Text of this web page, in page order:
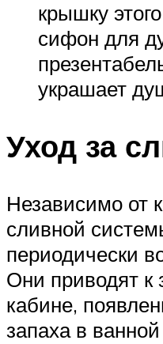
крышку
сифон для
украшает
Уход за
Независимо от
сливной
периодически
Они приводят к
кабине,
запаха в